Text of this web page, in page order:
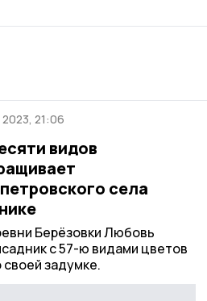
21:06
видов
села
Берёзовки Любовь
с 57-ю видами цветов
задумке.